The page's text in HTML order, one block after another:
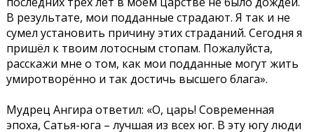
В результате, мои подданные страдают. Я так и не
сумел установить причину этих страданий. Сегодня я
пришёл к твоим лотосным стопам. Пожалуйста,
расскажи мне о том, как мои подданные могут жить
умиротворённо и так достичь высшего блага».
Мудрец Ангира ответил: «О, царь! Современная
эпоха, Сатья-юга – лучшая из всех юг. В эту югу люди